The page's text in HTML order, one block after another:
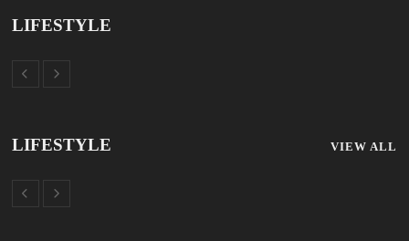
LIFESTYLE
LIFESTYLE VIEW ALL